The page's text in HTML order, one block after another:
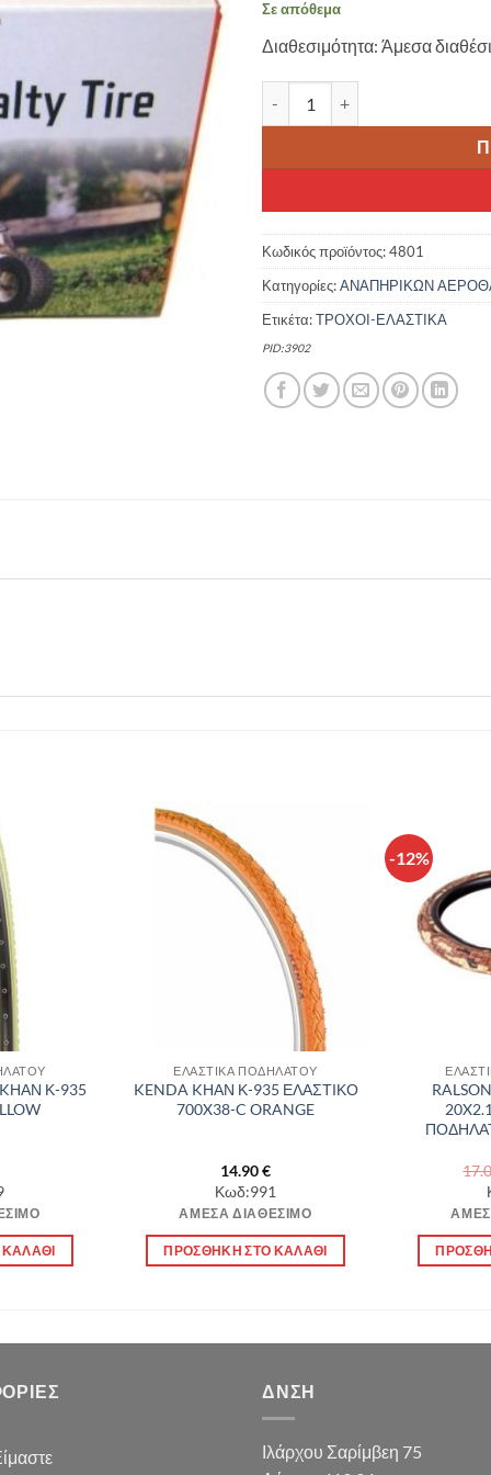
12.00 €.
Σε απόθεμα
Διαθεσιμότητα: Άμεσα
Κωδικός προϊόντος:4801
Κατηγορίες:ΑΝΑΠΗΡΙΚΩΝ
Ετικέτα:ΤΡΟΧΟΙ-ΕΛΑΣΤΙΚΑ
PID:3902
Κ-935
ΕΛΑΣΤΙΚΑ ΠΟΔΗΛΑΤΟΥ
KENDA KΗΑΝ Κ-935 ΕΛΑΣΤΙΚΟ
700X38-C ORANGE
14.90€
Κωδ:991
ΆΜΕΣΑ ΔΙΑΘΈΣΙΜΟ
ΠΡΟΣΘΉΚΗ ΣΤΟ ΚΑΛΆΘΙ
-12%
ΔΝΣΗ
Ιλάρχου Σαρίμβεη 75